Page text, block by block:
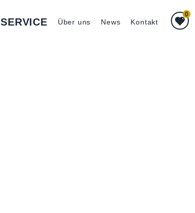
SERVICE Über uns News Kontakt
0